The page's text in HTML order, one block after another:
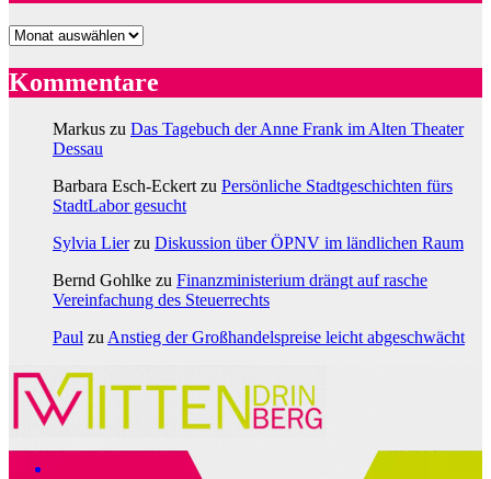
Archiv
Kommentare
Markus zu Das Tagebuch der Anne Frank im Alten Theater
Dessau
Barbara Esch-Eckert zu Persönliche Stadtgeschichten fürs
StadtLabor gesucht
Sylvia Lierzu Diskussion über ÖPNV im ländlichen Raum
Bernd Gohlke zu Finanzministerium drängt auf rasche
Vereinfachung des Steuerrechts
Paul zu Anstieg der Großhandelspreise leicht abgeschwächt